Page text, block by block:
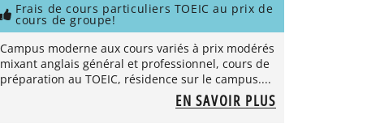
Frais de cours particuliers TOEIC au prix de
cours de groupe!
Campus moderne aux cours variés à prix modérés
mixant anglais général et professionnel, cours de
préparation au TOEIC, résidence sur le campus....
EN SAVOIR PLUS